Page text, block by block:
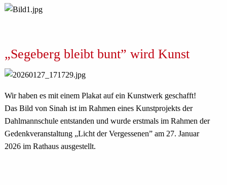
„Segeberg bleibt bunt” wird Kunst
Wir haben es mit einem Plakat auf ein Kunstwerk geschafft!
Das Bild von Sinah ist im Rahmen eines Kunstprojekts der
Dahlmannschule entstanden und wurde erstmals im Rahmen der
Gedenkveranstaltung „Licht der Vergessenen” am 27. Januar
2026 im Rathaus ausgestellt.